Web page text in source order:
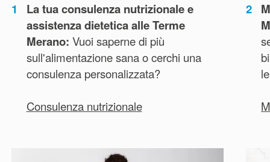
1
La tua consulenza nutrizionale e
assistenza dietetica alle Terme
Merano: Vuoi saperne di più
sull'alimentazione sana o cerchi una
consulenza personalizzata?
Consulenza nutrizionale
2